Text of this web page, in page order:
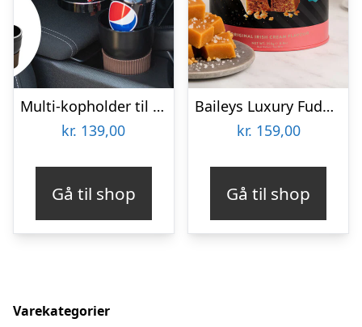
Multi-kopholder til Bilen
kr. 139,00
Gå til shop
Baileys Luxury Fudge 250 gram
kr. 159,00
Gå til shop
Varekategorier